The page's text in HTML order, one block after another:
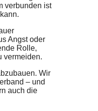
verbunden ist
Angst oder
Rolle,
vermeiden.
Wir
– und
auch die